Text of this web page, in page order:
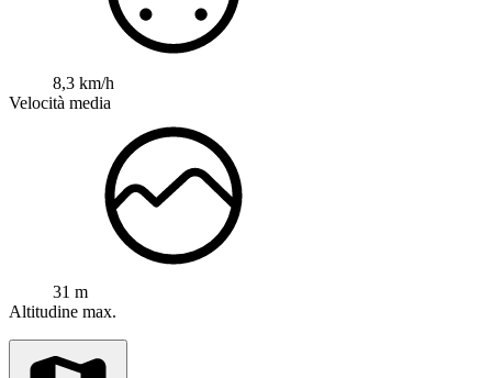
8,3 km/h
Velocità media
31 m
Altitudine max.